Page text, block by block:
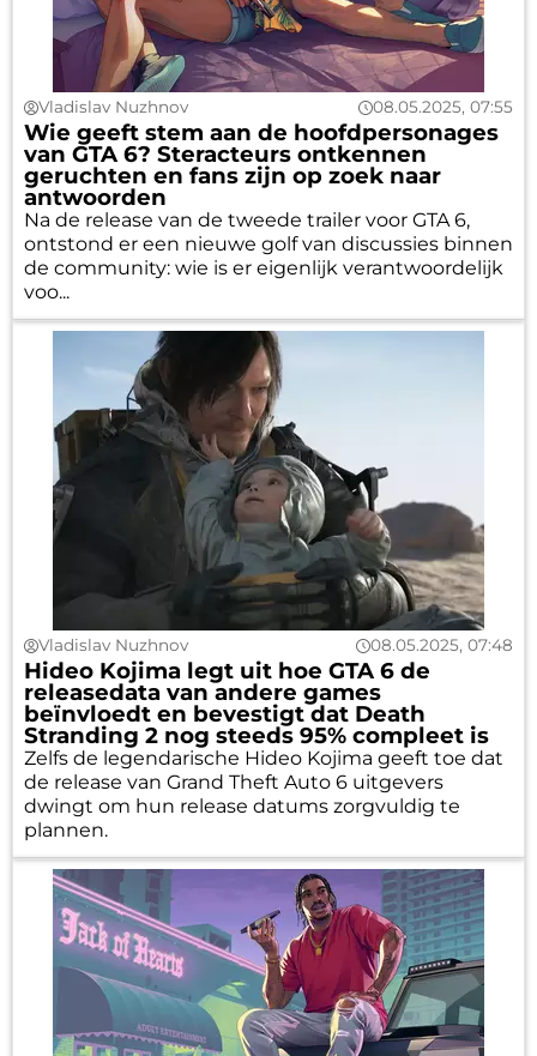
Vladislav Nuzhnov 08.05.2025, 07:55
Wie geeft stem aan de hoofdpersonages
van GTA 6? Steracteurs ontkennen
geruchten en fans zijn op zoek naar
antwoorden
Na de release van de tweede trailer voor GTA 6,
ontstond er een nieuwe golf van discussies binnen
de community: wie is er eigenlijk verantwoordelijk
voo...
Vladislav Nuzhnov 08.05.2025, 07:48
Hideo Kojima legt uit hoe GTA 6 de
releasedata van andere games
beïnvloedt en bevestigt dat Death
Stranding 2 nog steeds 95% compleet is
Zelfs de legendarische Hideo Kojima geeft toe dat
de release van Grand Theft Auto 6 uitgevers
dwingt om hun release datums zorgvuldig te
plannen.